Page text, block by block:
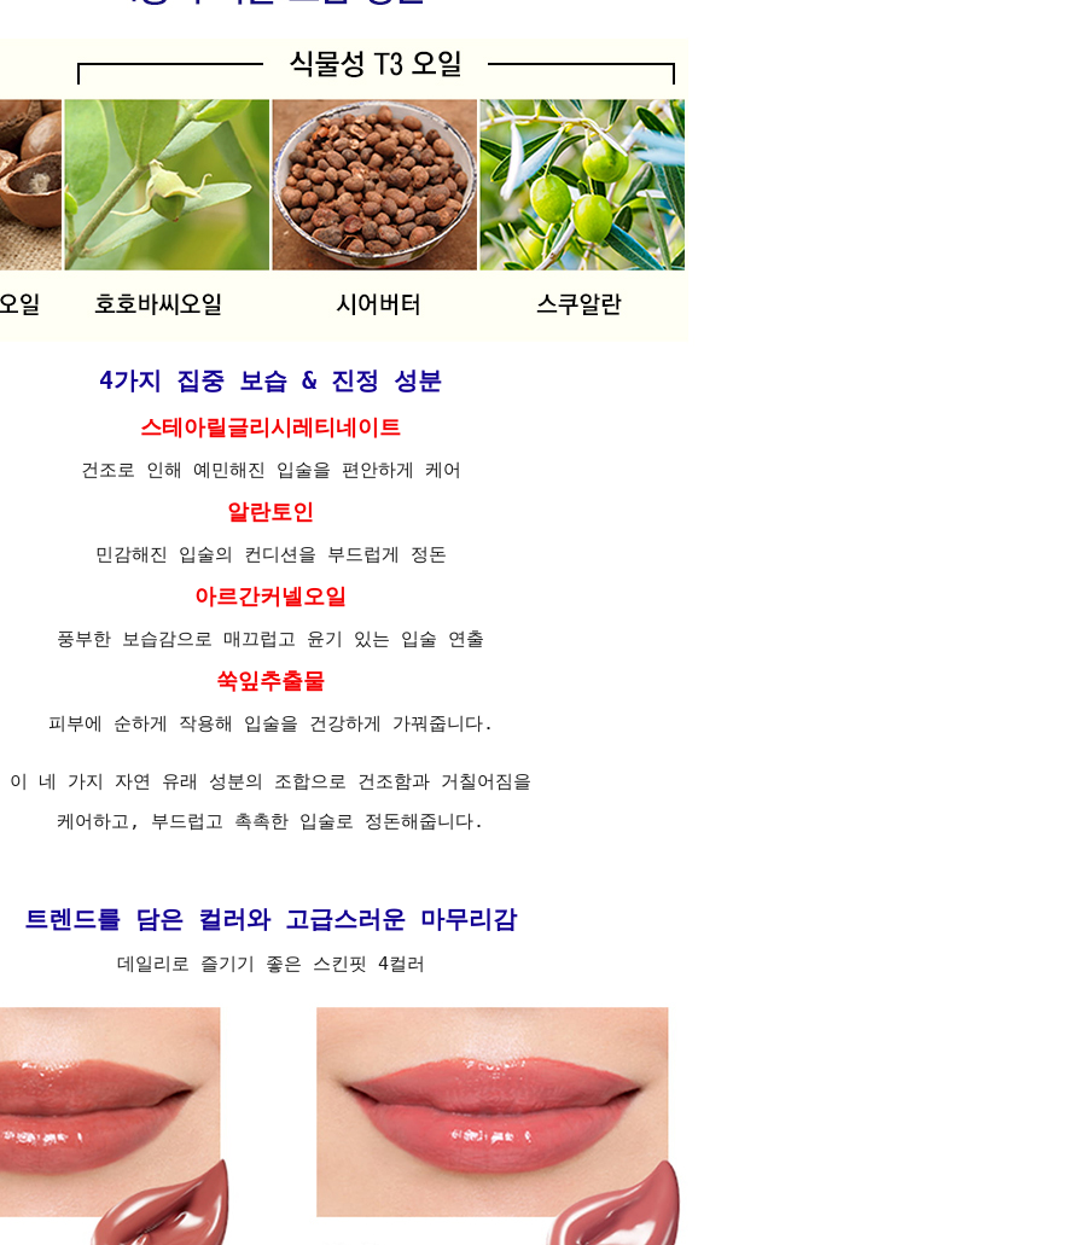
4가지 집중 보습 & 진정 성분
스테아릴글리시레티네이트
건조로 인해 예민해진 입술을 편안하게 케어
알란토인
민감해진 입술의 컨디션을 부드럽게 정돈
아르간커넬오일
풍부한 보습감으로 매끄럽고 윤기 있는 입술 연출
쑥잎추출물
피부에 순하게 작용해 입술을 건강하게 가꿔줍니다.
이 네 가지 자연 유래 성분의 조합으로 건조함과 거칠어짐을
케어하고, 부드럽고 촉촉한 입술로 정돈해줍니다.
트렌드를 담은 컬러와 고급스러운 마무리감
데일리로 즐기기 좋은 스킨핏 4컬러